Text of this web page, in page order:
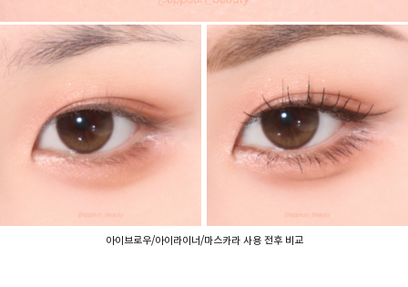
아이브로우/아이라이너/마스카라 사용 전후 비교